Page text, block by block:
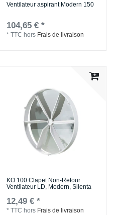
Ventilateur aspirant Modern 150
104,65 € *
*TTC hors Frais de livraison
KO 100 Clapet Non-Retour
Ventilateur LD, Modern, Silenta
12,49 € *
*TTC hors Frais de livraison